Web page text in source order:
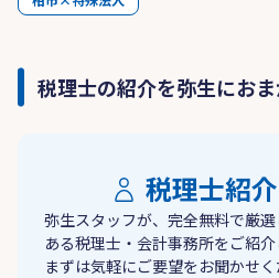
税理士の紹介を弥生にお
税理士紹
弥生スタッフが、完全無料で厳
ある税理士・会計事務所をご紹介
まずは気軽にご要望をお聞かせく